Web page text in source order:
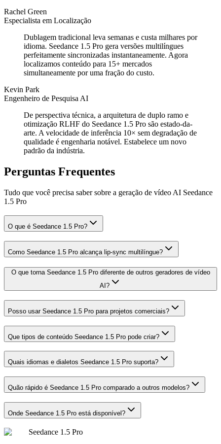
Rachel Green
Especialista em Localização
Dublagem tradicional leva semanas e custa milhares por
idioma. Seedance 1.5 Pro gera versões multilíngues
perfeitamente sincronizadas instantaneamente. Agora
localizamos conteúdo para 15+ mercados
simultaneamente por uma fração do custo.
Kevin Park
Engenheiro de Pesquisa AI
De perspectiva técnica, a arquitetura de duplo ramo e
otimização RLHF do Seedance 1.5 Pro são estado-da-
arte. A velocidade de inferência 10× sem degradação de
qualidade é engenharia notável. Estabelece um novo
padrão da indústria.
Perguntas Frequentes
Tudo que você precisa saber sobre a geração de vídeo AI Seedance
1.5 Pro
O que é Seedance 1.5 Pro?
Como Seedance 1.5 Pro alcança lip-sync multilíngue?
O que torna Seedance 1.5 Pro diferente de outros geradores de vídeo
AI?
Posso usar Seedance 1.5 Pro para projetos comerciais?
Que tipos de conteúdo Seedance 1.5 Pro pode criar?
Quais idiomas e dialetos Seedance 1.5 Pro suporta?
Quão rápido é Seedance 1.5 Pro comparado a outros modelos?
Onde Seedance 1.5 Pro está disponível?
Seedance 1.5 Pro